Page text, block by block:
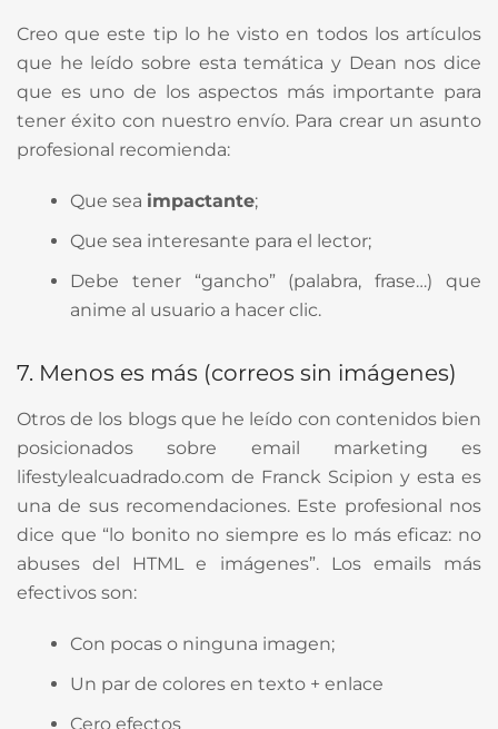
Creo que este tip lo he visto en todos los artículos
que he leído sobre esta temática y Dean nos dice
que es uno de los aspectos más importante para
tener éxito con nuestro envío. Para crear un asunto
profesional recomienda:
Que sea impactante;
Que sea interesante para el lector;
Debe tener “gancho” (palabra, frase…) que
anime al usuario a hacer clic.
7. Menos es más (correos sin imágenes)
Otros de los blogs que he leído con contenidos bien
posicionados sobre email marketing es
lifestylealcuadrado.com de Franck Scipion y esta es
una de sus recomendaciones. Este profesional nos
dice que “lo bonito no siempre es lo más eficaz: no
abuses del HTML e imágenes”. Los emails más
efectivos son:
Con pocas o ninguna imagen;
Un par de colores en texto + enlace
Cero efectos